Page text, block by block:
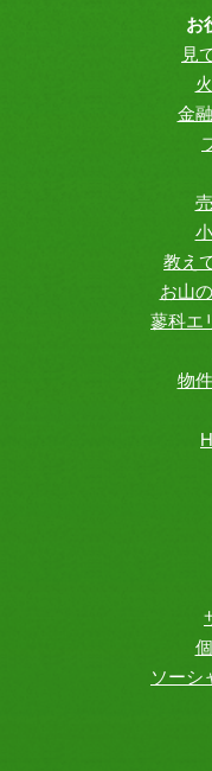
お
見
金
教え
お山
蓼科エ
物
ソーシ